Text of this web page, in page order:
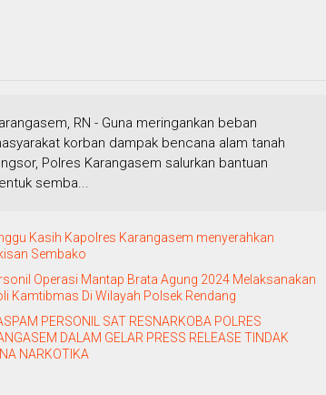
RN - Guna meringankan beban
korban dampak bencana alam tanah
Polres Karangasem salurkan bantuan
semba...
Kasih Kapolres Karangasem menyerahkan
Sembako
Operasi Mantap Brata Agung 2024 Melaksanakan
Kamtibmas Di Wilayah Polsek Rendang
PERSONIL SAT RESNARKOBA POLRES
DALAM GELAR PRESS RELEASE TINDAK
NARKOTIKA